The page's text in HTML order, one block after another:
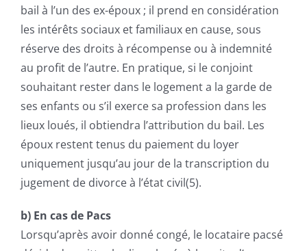
bail à l’un des ex-époux ; il prend en considération
les intérêts sociaux et familiaux en cause, sous
réserve des droits à récompense ou à indemnité
au profit de l’autre. En pratique, si le conjoint
souhaitant rester dans le logement a la garde de
ses enfants ou s’il exerce sa profession dans les
lieux loués, il obtiendra l’attribution du bail. Les
époux restent tenus du paiement du loyer
uniquement jusqu’au jour de la transcription du
jugement de divorce à l’état civil(5).
b) En cas de Pacs
Lorsqu’après avoir donné congé, le locataire pacsé